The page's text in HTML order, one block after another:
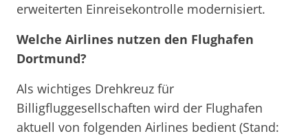
erweiterten Einreisekontrolle modernisiert.
Welche Airlines nutzen den Flughafen
Dortmund?
Als wichtiges Drehkreuz für
Billigfluggesellschaften wird der Flughafen
aktuell von folgenden Airlines bedient (Stand: